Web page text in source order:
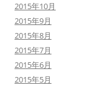
2015年10月
2015年9月
2015年8月
2015年7月
2015年6月
2015年5月